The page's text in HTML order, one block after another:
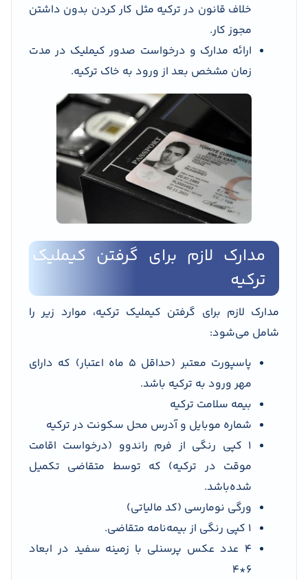
خلاف قانون در ترکیه مثل کار کردن بدون داشتن
مجوز کار.
ارائه مدارک و درخواست صدور کیملیک در مدت
زمان مشخص بعد از ورود به خاک ترکیه.
مدارک لازم برای گرفتن کیملیک
ترکیه
مدارک لازم برای گرفتن کیملیک ترکیه، موارد زیر را
شامل می‌شود:
پاسپورت معتبر (حداقل 5 ماه اعتبار) که دارای
مهر ورود به ترکیه باشد.
بیمه سلامت ترکیه
شماره موبایل و آدرس محل سکونت در ترکیه
1 کپی رنگی از فرم راندوو (درخواست اقامت
موقت در ترکیه) که توسط متقاضی تکمیل
شده‌باشد.
ورگی نومارسی (کد مالیاتی)
1 کپی رنگی از بیمه‌نامه متقاضی.
4 عدد عکس پرسنلی با زمینه سفید در ابعاد
6*4